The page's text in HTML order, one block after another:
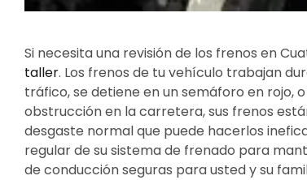
Si necesita una revisión de los frenos en
taller. Los frenos de tu vehículo trabajan
tráfico, se detiene en un semáforo en rojo,
obstrucción en la carretera, sus frenos
desgaste normal que puede hacerlos
regular de su sistema de frenado para
de conducción seguras para usted y su